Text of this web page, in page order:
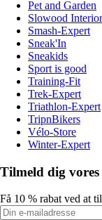
Pet and Garden
Slowood Interior
Smash-Expert
Sneak'In
Sneakids
Sport is good
Training-Fit
Trek-Expert
Triathlon-Expert
TripnBikers
Vélo-Store
Winter-Expert
Tilmeld dig
Få 10 % rabat ved at